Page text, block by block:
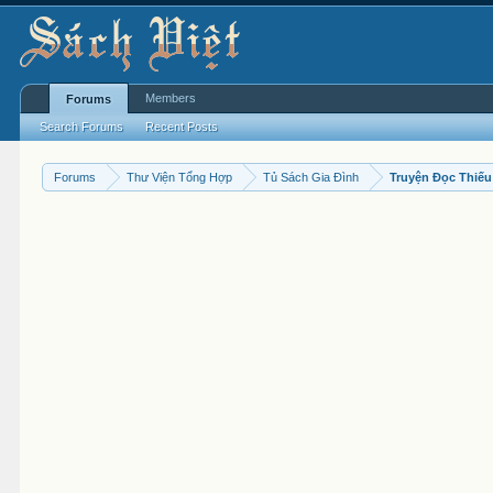
Forums Thư Viện Tổng Hợp Tủ Sách Gia Đình Truyện Đọc
Forums
Search Forums Recent Posts
Members